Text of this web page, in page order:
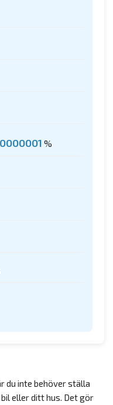
%
du inte behöver ställa
eller ditt hus. Det gör